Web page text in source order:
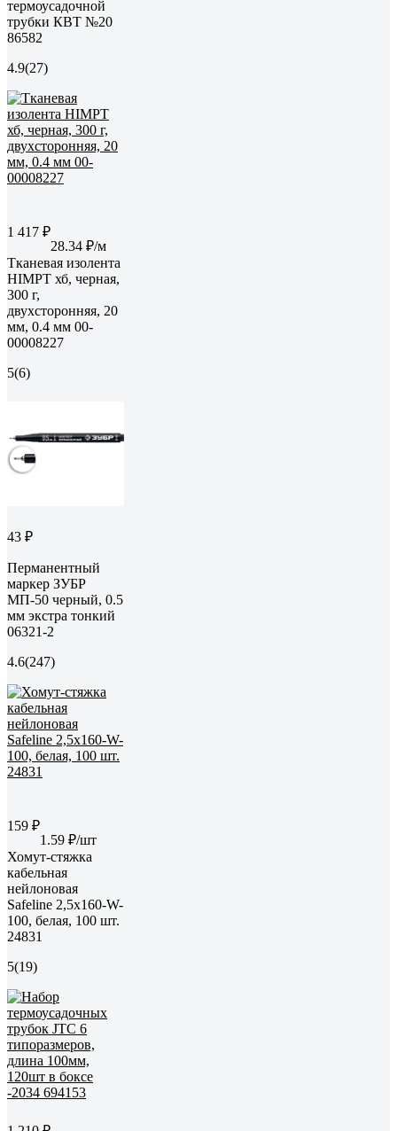
термоусадочной
трубки КВТ №20
86582
4.9(27)
1 417 ₽
28.34 ₽/м
Тканевая изолента
HIMPT хб, черная,
300 г,
двухсторонняя, 20
мм, 0.4 мм 00-
00008227
5(6)
43 ₽
Перманентный
маркер ЗУБР
МП-50 черный, 0.5
мм экстра тонкий
06321-2
4.6(247)
159 ₽
1.59 ₽/шт
Хомут-стяжка
кабельная
нейлоновая
Safeline 2,5x160-W-
100, белая, 100 шт.
24831
5(19)